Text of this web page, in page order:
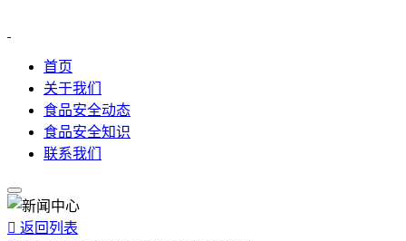
首页
关于我们
食品安全动态
食品安全知识
联系我们
 返回列表